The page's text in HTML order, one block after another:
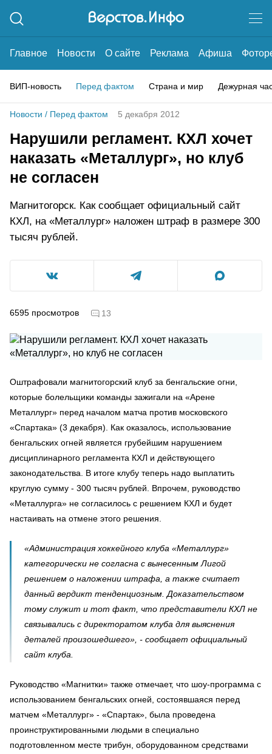
Главное Новости О сайте Реклама Афиша
ВИП-новость Перед фактом Страна и мир Дежурная
Новости / Перед фактом 5 декабря 2012
Нарушили регламент. КХЛ хочет
наказать «Металлург», но клуб
не согласен
Магнитогорск. Как сообщает официальный сайт
КХЛ, на «Металлург» наложен штраф в размере 300
тысяч рублей.
6595 просмотров 13
Оштрафовали магнитогорский клуб за бенгальские огни,
которые болельщики команды зажигали на «Арене
Металлург» перед началом матча против московского
«Спартака» (3 декабря). Как оказалось, использование
бенгальских огней является грубейшим нарушением
дисциплинарного регламента КХЛ и действующего
законодательства. В итоге клубу теперь надо выплатить
круглую сумму - 300 тысяч рублей. Впрочем, руководство
«Металлурга» не согласилось с решением КХЛ и будет
настаивать на отмене этого решения.
«Администрация хоккейного клуба «Металлург»
категорически не согласна с вынесенным Лигой
решением о наложении штрафа, а также считает
данный вердикт тенденциозным. Доказательством
тому служит и тот факт, что представители КХЛ не
связывались с директоратом клуба для выяснения
деталей произошедшего», - сообщает официальный
сайт клуба.
Руководство «Магнитки» также отмечает, что шоу-программа с
использованием бенгальских огней, состоявшаяся перед
матчем «Металлург» - «Спартак», была проведена
проинструктированными людьми в специально
подготовленном месте трибун, оборудованном средствами